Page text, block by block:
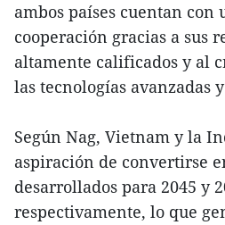
ambos países cuentan
cooperación gracias a sus
altamente calificados y al
las tecnologías avanzadas
Según Nag, Vietnam y la
aspiración de convertirse
desarrollados para 2045 y
respectivamente, lo que